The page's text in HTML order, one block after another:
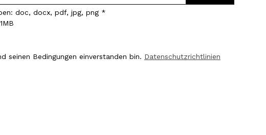
doc, docx, pdf, jpg, png *
seinen Bedingungen einverstanden bin. Datenschutzrichtlinien